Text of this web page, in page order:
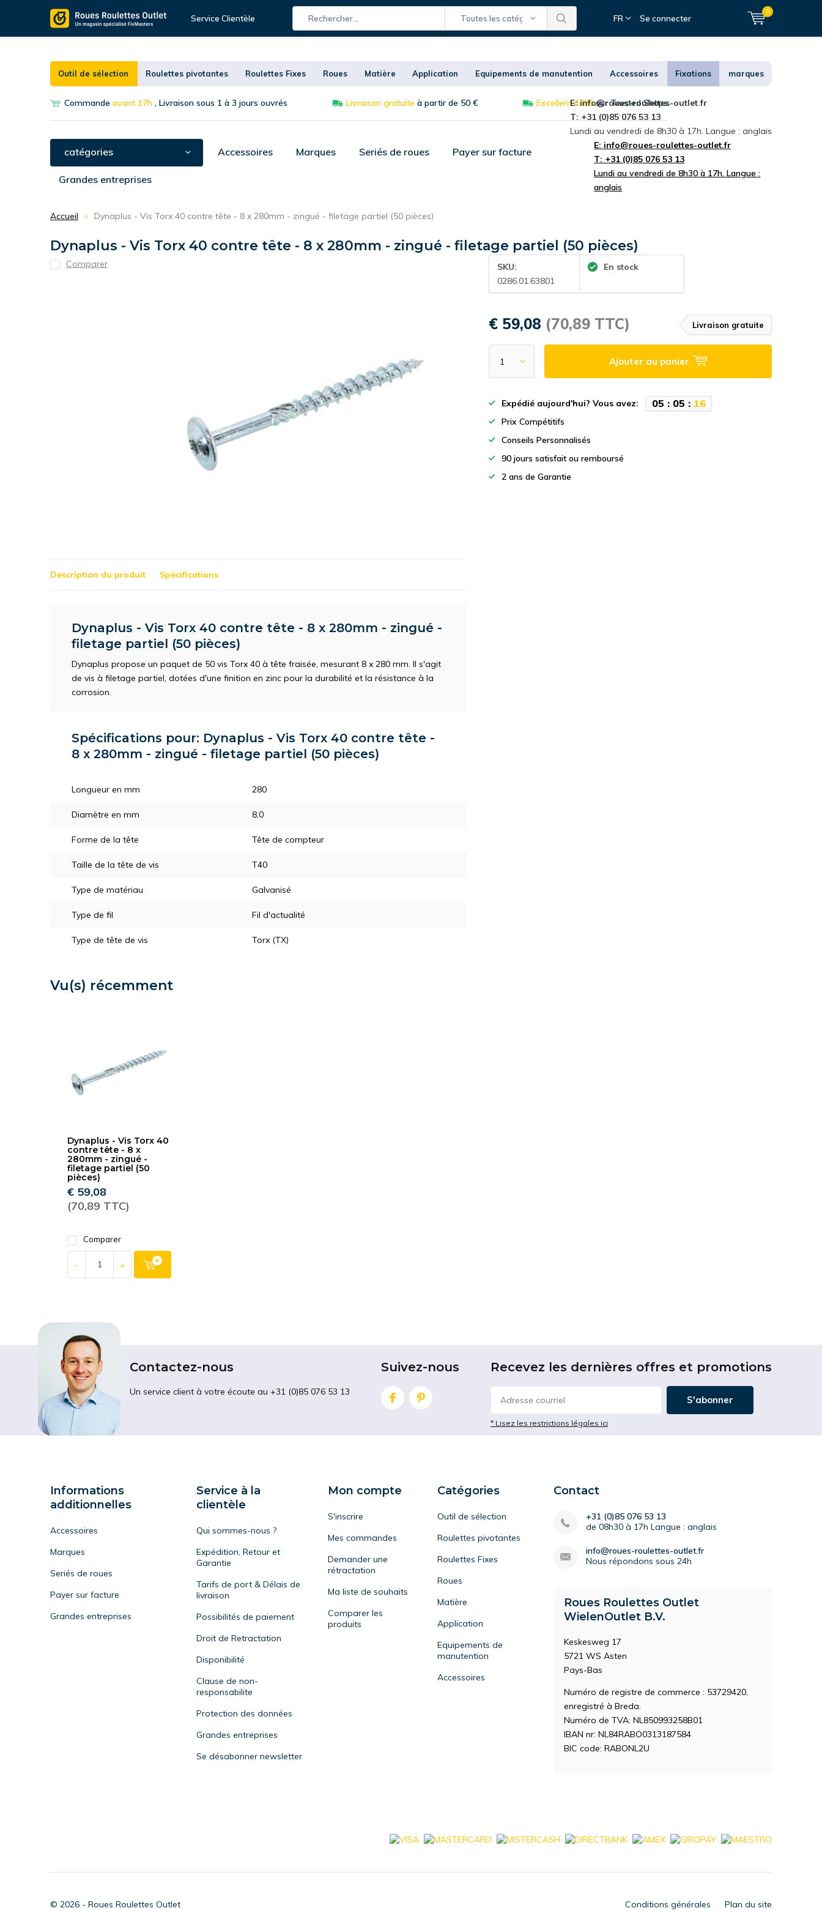
Service Clientèle Toutes les catégories FR Se connecter
0
Outil de sélection Roulettes pivotantes Roulettes Fixes Roues Matière Application Equipements de manutention Accessoires Fixations marques
Commande avant 17h , Livraison sous 1 à 3 jours ouvrés Livraison gratuite à partir de 50 € Excellent 4,8/5sur Trusted Shops
E:info@roues-roulettes-outlet.fr
T: +31 (0)85 076 53 13
Lundi au vendredi de 8h30 à 17h. Langue : anglais
catégories Accessoires Marques Seriés de roues Payer sur facture
Grandes entreprises
E: info@roues-roulettes-outlet.fr
T: +31 (0)85 076 53 13
Lundi au vendredi de 8h30 à 17h. Langue :
anglais
Accueil Dynaplus - Vis Torx 40 contre tête - 8 x 280mm - zingué - filetage partiel (50 pièces)
Dynaplus - Vis Torx 40 contre tête - 8 x 280mm - zingué - filetage partiel (50 pièces)
Comparer
SKU:
0286.01.63801
En stock
€ 59,08 (70,89 TTC) Livraison gratuite
Ajouter au panier
Expédié aujourd'hui? Vous avez: 05 : 05 : 15
Prix Compétitifs
Conseils Personnalisés
90 jours satisfait ou remboursé
2 ans de Garantie
Description du produit Spécifications
Dynaplus - Vis Torx 40 contre tête - 8 x 280mm - zingué -
filetage partiel (50 pièces)
Dynaplus propose un paquet de 50 vis Torx 40 à tête fraisée, mesurant 8 x 280 mm. Il s'agit
de vis à filetage partiel, dotées d'une finition en zinc pour la durabilité et la résistance à la
corrosion.
Spécifications pour: Dynaplus - Vis Torx 40 contre tête -
8 x 280mm - zingué - filetage partiel (50 pièces)
Longueur en mm 280
Diamètre en mm 8,0
Forme de la tête Tête de compteur
Taille de la tête de vis T40
Type de matériau Galvanisé
Type de fil Fil d'actualité
Type de tête de vis Torx (TX)
Vu(s) récemment
Dynaplus - Vis Torx 40
contre tête - 8 x
280mm - zingué -
filetage partiel (50
pièces)
€ 59,08
(70,89 TTC)
Comparer
- +
Contactez-nous
Un service client à votre écoute au +31 (0)85 076 53 13
Suivez-nous Recevez les dernières offres et promotions
S'abonner
* Lisez les restrictions légales ici
Informations
additionnelles
Accessoires
Marques
Seriés de roues
Payer sur facture
Grandes entreprises
Service à la
clientèle
Qui sommes-nous ?
Expédition, Retour et
Garantie
Tarifs de port & Délais de
livraison
Possibilités de paiement
Droit de Retractation
Disponibilité
Clause de non-
responsabilite
Protection des données
Grandes entreprises
Se désabonner newsletter
Mon compte
S'inscrire
Mes commandes
Demander une
rétractation
Ma liste de souhaits
Comparer les
produits
Catégories
Outil de sélection
Roulettes pivotantes
Roulettes Fixes
Roues
Matière
Application
Equipements de
manutention
Accessoires
Contact
+31 (0)85 076 53 13
de 08h30 à 17h Langue : anglais
info@roues-roulettes-outlet.fr
Nous répondons sous 24h
Roues Roulettes Outlet
WielenOutlet B.V.
Keskesweg 17
5721 WS Asten
Pays-Bas
Numéro de registre de commerce : 53729420,
enregistré à Breda.
Numéro de TVA: NL850993258B01
IBAN nr: NL84RABO0313187584
BIC code: RABONL2U
© 2026 - Roues Roulettes Outlet Conditions générales Plan du site